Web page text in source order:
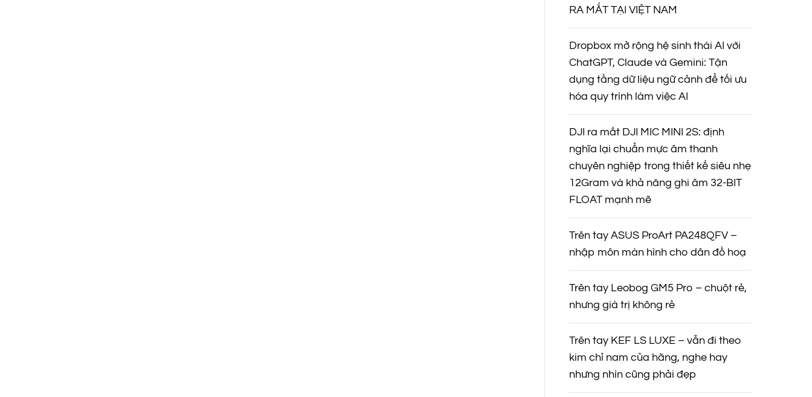
RA MẮT TẠI VIỆT NAM
Dropbox mở rộng hệ sinh thái AI với
ChatGPT, Claude và Gemini: Tận
dụng tầng dữ liệu ngữ cảnh để tối ưu
hóa quy trình làm việc AI
DJI ra mắt DJI MIC MINI 2S: định
nghĩa lại chuẩn mực âm thanh
chuyên nghiệp trong thiết kế siêu nhẹ
12Gram và khả năng ghi âm 32-BIT
FLOAT mạnh mẽ
Trên tay ASUS ProArt PA248QFV –
nhập môn màn hình cho dân đồ hoạ
Trên tay Leobog GM5 Pro – chuột rẻ,
nhưng giá trị không rẻ
Trên tay KEF LS LUXE – vẫn đi theo
kim chỉ nam của hãng, nghe hay
nhưng nhìn cũng phải đẹp